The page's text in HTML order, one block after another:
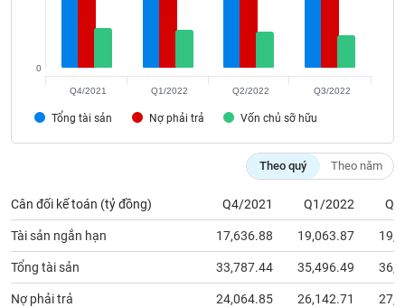
Tổng tài sản Nợ phải trả Vốn chủ sỡ hữu
0
Q4/2021 Q1/2022 Q2/2022 Q3/2022
Theo quý Theo năm
Cân đối kế toán (tỷ đồng) Q4/2021 Q1/2022
Tài sản ngắn hạn 17,636.88 19,063.87
Tổng tài sản 33,787.44 35,496.49
Nợ phải trả 24,064.85 26,142.71
Thuật
ngữ
(-)
Dịch
vụ
(-)
Đào
tạo